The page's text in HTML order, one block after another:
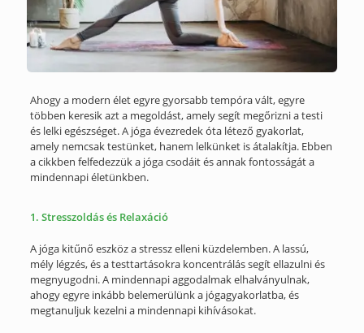
Ahogy a modern élet egyre gyorsabb tempóra vált, egyre
többen keresik azt a megoldást, amely segít megőrizni a testi
és lelki egészséget. A jóga évezredek óta létező gyakorlat,
amely nemcsak testünket, hanem lelkünket is átalakítja. Ebben
a cikkben felfedezzük a jóga csodáit és annak fontosságát a
mindennapi életünkben.
1. Stresszoldás és Relaxáció
A jóga kitűnő eszköz a stressz elleni küzdelemben. A lassú,
mély légzés, és a testtartásokra koncentrálás segít ellazulni és
megnyugodni. A mindennapi aggodalmak elhalványulnak,
ahogy egyre inkább belemerülünk a jógagyakorlatba, és
megtanuljuk kezelni a mindennapi kihívásokat.